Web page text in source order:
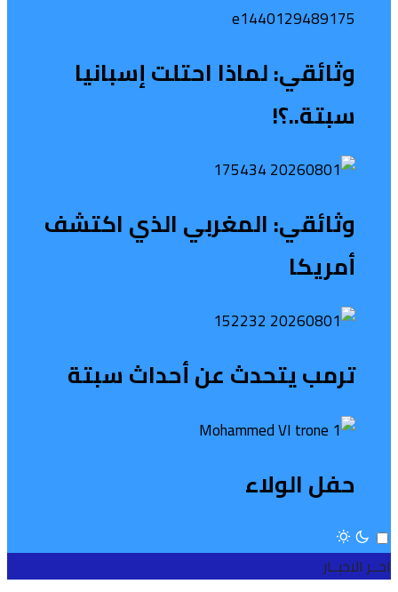
وثائقي: لماذا احتلت إسبانيا
سبتة..؟!
وثائقي: المغربي الذي اكتشف
أمريكا
ترمب يتحدث عن أحداث سبتة
حفل الولاء
اخــر الاخبــار